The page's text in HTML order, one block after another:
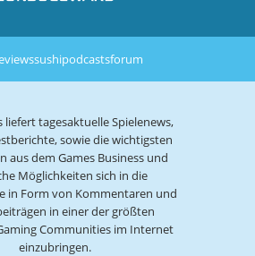
sushipodcastsforum
liefert tagesaktuelle Spielenews,
sowie die wichtigsten
aus dem Games Business und
Möglichkeiten sich in die
in Form von Kommentaren und
in einer der größten
Communities im Internet
einzubringen.